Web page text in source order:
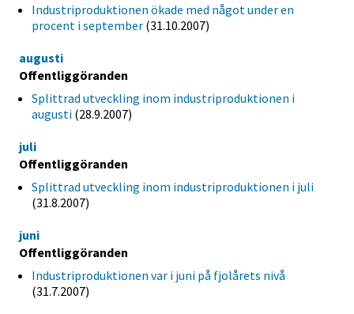
Industriproduktionen ökade med något under en
procent i september (31.10.2007)
augusti
Offentliggöranden
Splittrad utveckling inom industriproduktionen i
augusti (28.9.2007)
juli
Offentliggöranden
Splittrad utveckling inom industriproduktionen i juli
(31.8.2007)
juni
Offentliggöranden
Industriproduktionen var i juni på fjolårets nivå
(31.7.2007)